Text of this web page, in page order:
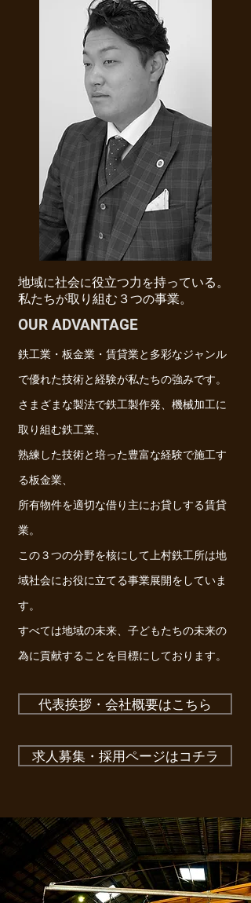
地域に社会に役立つ力 を持っている。
私たちが取り組む３つの事業。
OUR ADVANTAGE
鉄工業・板金業・賃貸業と多彩なジャンル
で優れた技術と経験が私たちの強みです。
さまざまな製法で鉄工製作発、機械加工に
取り組む鉄工業、
熟練した技術と培った豊富な経験で施工す
る板金業、
所有物件を適切な借り主にお貸しする賃貸
業。
この３つの分野を核にして上村鉄工所は地
域社会にお役に立てる事業展開をしていま
す。
すべては地域の未来、子どもたちの未来の
為に貢献することを目標にしております。
代表挨拶・会社概要はこちら
求人募集・採用ページはコチラ